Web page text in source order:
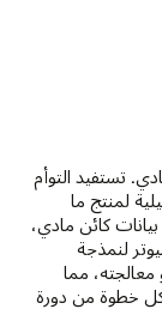
تستفيد التوأم
لمنتج ما
كائن مادي،
لنمذجة
مما
خطوة من دورة